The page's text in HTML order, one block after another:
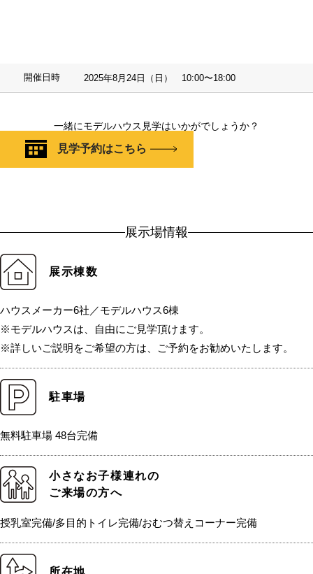
開催日時 2025年8月24日（日） 10:00〜18:00
一緒にモデルハウス見学はいかがでしょうか？
見学予約はこちら
展示場情報
展示棟数
ハウスメーカー6社／モデルハウス6棟
※モデルハウスは、自由にご見学頂けます。
※詳しいご説明をご希望の方は、ご予約をお勧めいたします。
駐車場
無料駐車場 48台完備
小さなお子様連れの
ご来場の方へ
授乳室完備/多目的トイレ完備/おむつ替えコーナー完備
所在地